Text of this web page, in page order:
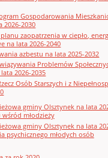
Gospodarowania
2026-2030
zaopatrzenia w ciepło,
na lata 2026-2040
azbestu na lata 2025-2032
Problemów
2026-2035
Osób Starszych i z
gminy Olsztynek na lata
młodzieży
gminy Olsztynek na lata
psychicznego młodych osób